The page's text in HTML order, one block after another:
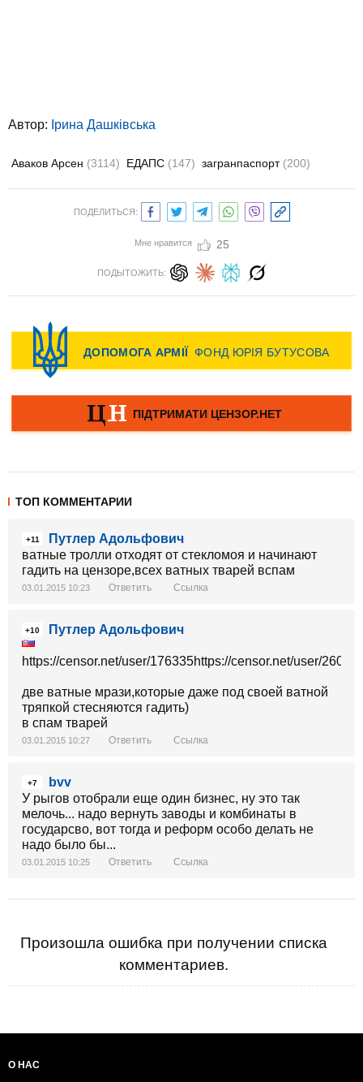
Автор: Ірина Дашківська
Аваков Арсен (3114) ЕДАПС (147) загранпаспорт (200)
ПОДЕЛИТЬСЯ:
Мне нравится 25
ПОДЫТОЖИТЬ:
ТОП КОММЕНТАРИИ
+11
Путлер Адольфович
ватные тролли отходят от стекломоя и начинают
гадить на цензоре,всех ватных тварей вспам
03.01.2015 10:23 Ответить Ссылка
+10 Путлер Адольфович
https://censor.net/user/176335https://censor.net/user/
две ватные мрази,которые даже под своей ватной
тряпкой стесняются гадить)
в спам тварей
03.01.2015 10:27 Ответить Ссылка
+7
bvv
У рыгов отобрали еще один бизнес, ну это так
мелочь... надо вернуть заводы и комбинаты в
государсво, вот тогда и реформ особо делать не
надо было бы...
03.01.2015 10:25 Ответить Ссылка
Произошла ошибка при получении списка
комментариев.
О НАС